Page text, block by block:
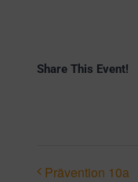
Share This Event!
Prävention 10a